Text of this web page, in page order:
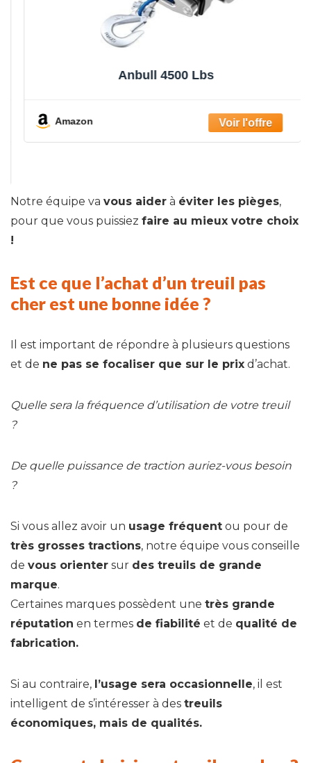
Anbull 4500 Lbs
Amazon
Notre équipe va vous aider à éviter les pièges,
pour que vous puissiez faire au mieux votre choix
!
Est ce que l’achat d’un treuil pas
cher est une bonne idée ?
Il est important de répondre à plusieurs questions
et de ne pas se focaliser que sur le prix d’achat.
Quelle sera la fréquence d’utilisation de votre treuil
?
De quelle puissance de traction auriez-vous besoin
?
Si vous allez avoir un usage fréquent ou pour de
très grosses tractions, notre équipe vous conseille
de vous orienter sur des treuils de grande
marque.
Certaines marques possèdent une très grande
réputation en termes de fiabilité et de qualité de
fabrication.
Si au contraire, l’usage sera occasionnelle, il est
intelligent de s’intéresser à des treuils
économiques, mais de qualités.